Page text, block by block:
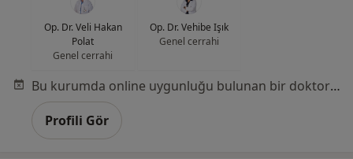
Op. Dr. Veli Hakan
Polat
Genel cerrahi
Op. Dr. Vehibe Işık
Genel cerrahi
Bu kurumda online uygunluğu bulunan bir doktor veya uzman bulunamadı
Profili Gör